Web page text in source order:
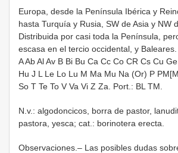
Europa, desde la Península Ibérica y
hasta Turquía y Rusia, SW de Asia y NW
Distribuida por casi toda la Península,
escasa en el tercio occidental, y Baleares.
A Ab Al Av B Bi Bu Ca Cc Co CR Cs Cu
Hu J L Le Lo Lu M Ma Mu Na (Or) P
So T Te To V Va Vi Z Za. Port.: BL TM.
N.v.: algodoncicos, borra de pastor,
pastora, yesca; cat.: borinotera erecta.
Observaciones.– Las posibles dudas